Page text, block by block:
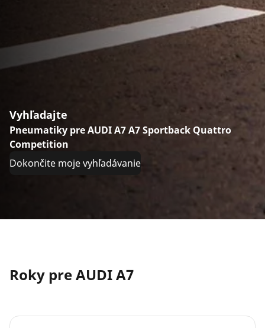
Vyhľadajte
Pneumatiky pre AUDI A7 A7 Sportback Quattro
Competition
Dokončite moje vyhľadávanie
Roky pre AUDI A7